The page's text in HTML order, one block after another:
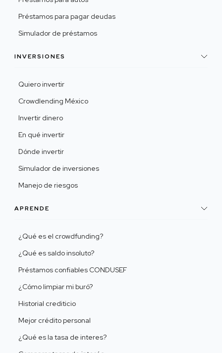
Préstamos para pagar deudas
Simulador de préstamos
INVERSIONES
Quiero invertir
Crowdlending México
Invertir dinero
En qué invertir
Dónde invertir
Simulador de inversiones
Manejo de riesgos
APRENDE
¿Qué es el crowdfunding?
¿Qué es saldo insoluto?
Préstamos confiables CONDUSEF
¿Cómo limpiar mi buró?
Historial crediticio
Mejor crédito personal
¿Qué es la tasa de interes?